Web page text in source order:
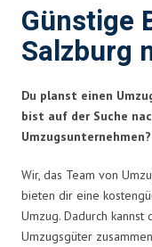
Günstige
Salzburg
Du planst einen
bist auf der Suche
Umzugsunternehmen?
Wir, das Team von
bieten dir eine
Umzug. Dadurch
Umzugsgüter